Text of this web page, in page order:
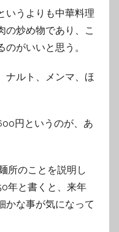
いうよりも中華料理
の炒め物であり、こ
がいいと思う。
ナルト、メンマ、ほ
円というのが、あ
所のことを説明し
年と書くと、来年
かな事が気になって